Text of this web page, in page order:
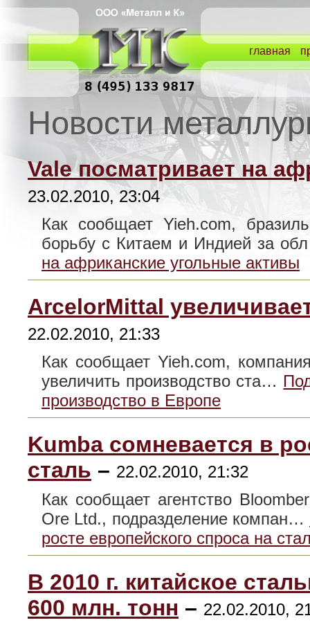
главная
Новости
Vale посматривает на
23.02.2010, 23:04
Как сообщает Yieh.com,
борьбу с Китаем и Индией за
на африканские угольные активы
ArcelorMittal
22.02.2010, 21:33
Как сообщает Yieh.com,
увеличить производство ста…
производство в Европе
Kumba сомневается в
сталь – 22.02.2010, 21:32
Как сообщает агентство
Ore Ltd., подразделение компан…
росте европейского спроса на
В 2010 г. китайское
600 млн. тонн – 22.02.2010,